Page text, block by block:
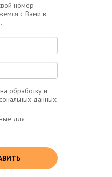
номер
с Вами в
обработку и
данных
для